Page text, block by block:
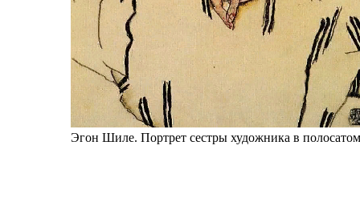
Эгон Шиле. Портрет сестры художника в